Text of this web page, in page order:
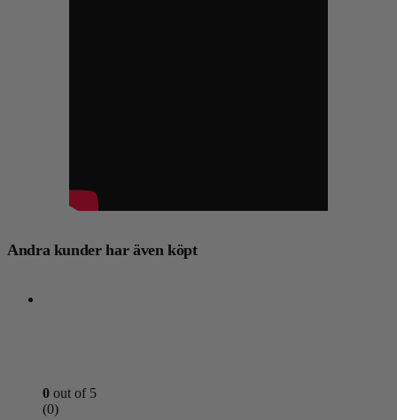
Andra kunder har även köpt
0 out of 5
(0)